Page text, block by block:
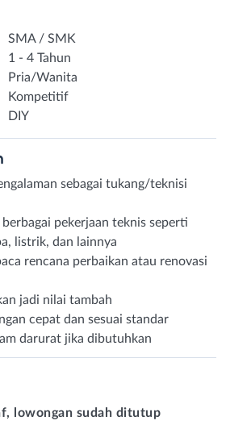
SMA / SMK
1 - 4 Tahun
Pria/Wanita
Kompetitif
DIY
sebagai tukang/teknisi
berbagai pekerjaan teknis seperti
listrik, dan lainnya
rencana perbaikan atau renovasi
jadi nilai tambah
cepat dan sesuai standar
darurat jika dibutuhkan
lowongan sudah ditutup